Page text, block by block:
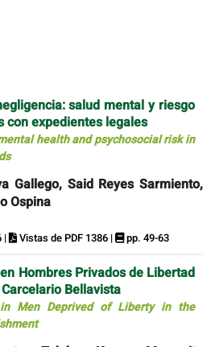
salud mental y riesgo
con expedientes legales
health and psychosocial risk in
Gallego, Said Reyes Sarmiento,
Ospina
| Vistas de PDF 1386 | pp. 49-63
Hombres Privados de Libertad
Bellavista
in Men Deprived of Liberty in the